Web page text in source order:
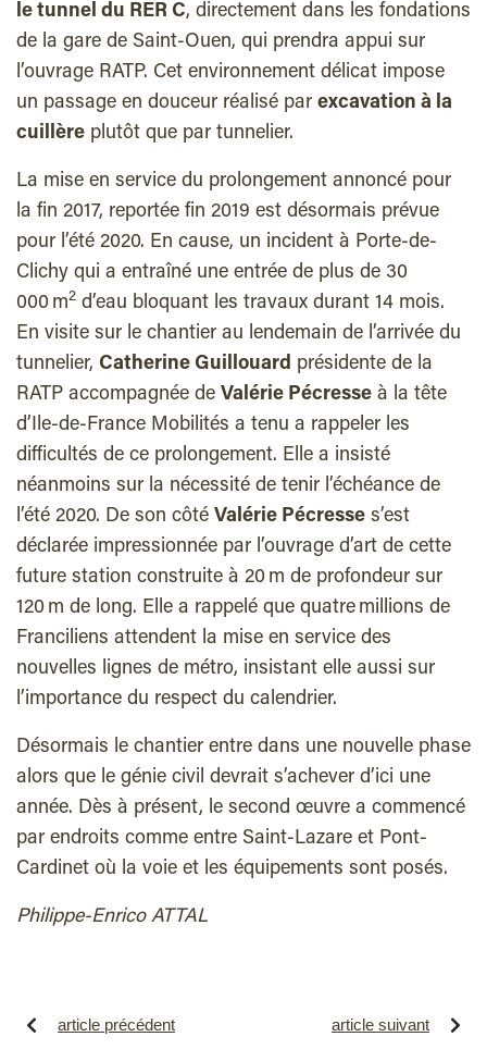
le tunnel du RER C, directement dans les fondations
de la gare de Saint-Ouen, qui prendra appui sur
l’ouvrage RATP. Cet environnement délicat impose
un passage en douceur réalisé par excavation à la
cuillère plutôt que par tunnelier.
La mise en service du prolongement annoncé pour
la fin 2017, reportée fin 2019 est désormais prévue
pour l’été 2020. En cause, un incident à Porte-de-
Clichy qui a entraîné une entrée de plus de 30
000 m2 d’eau bloquant les travaux durant 14 mois.
En visite sur le chantier au lendemain de l’arrivée du
tunnelier, Catherine Guillouard présidente de la
RATP accompagnée de Valérie Pécresse à la tête
d’Ile-de-France Mobilités a tenu a rappeler les
difficultés de ce prolongement. Elle a insisté
néanmoins sur la nécessité de tenir l’échéance de
l’été 2020. De son côté Valérie Pécresse s’est
déclarée impressionnée par l’ouvrage d’art de cette
future station construite à 20 m de profondeur sur
120 m de long. Elle a rappelé que quatre millions de
Franciliens attendent la mise en service des
nouvelles lignes de métro, insistant elle aussi sur
l’importance du respect du calendrier.
Désormais le chantier entre dans une nouvelle phase
alors que le génie civil devrait s’achever d’ici une
année. Dès à présent, le second œuvre a commencé
par endroits comme entre Saint-Lazare et Pont-
Cardinet où la voie et les équipements sont posés.
Philippe-Enrico ATTAL
article précédent article suivant